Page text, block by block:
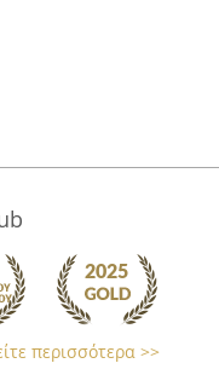
περισσότερα >>